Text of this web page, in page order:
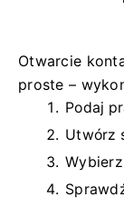
Otwarcie
proste –
Podaj
Utwórz